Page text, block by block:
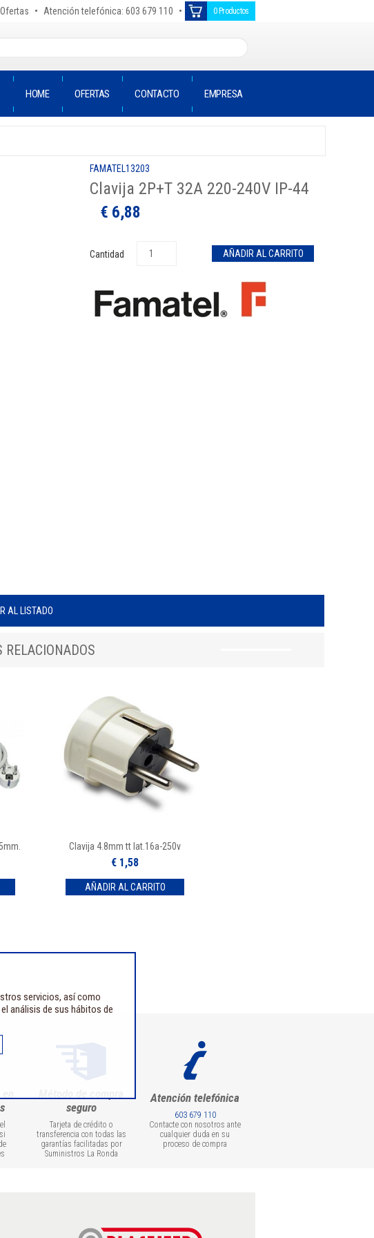
0 Productos
• Atención telefónica: 603 679 110 •
HOME OFERTAS CONTACTO EMPRESA
FAMATEL13203
Clavija 2P+T 32A 220-240V IP-44
€ 6,88
Cantidad
AL LISTADO
RELACIONADOS
Clavija 4.8mm tt lat.16a-250v
€ 1,58
seguro
Tarjeta de crédito o
transferencia con todas las
garantías facilitadas por
Suministros La Ronda
Atención telefónica
603 679 110
Contacte con nosotros ante
cualquier duda en su
proceso de compra
servicios, así como
análisis de sus hábitos de